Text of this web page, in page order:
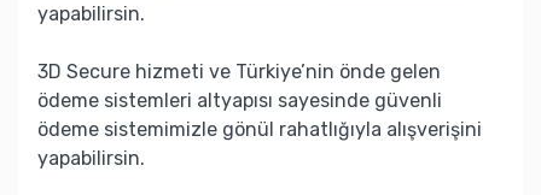
yapabilirsin.
3D Secure hizmeti ve Türkiye’nin önde gelen
ödeme sistemleri altyapısı sayesinde güvenli
ödeme sistemimizle gönül rahatlığıyla alışverişini
yapabilirsin.